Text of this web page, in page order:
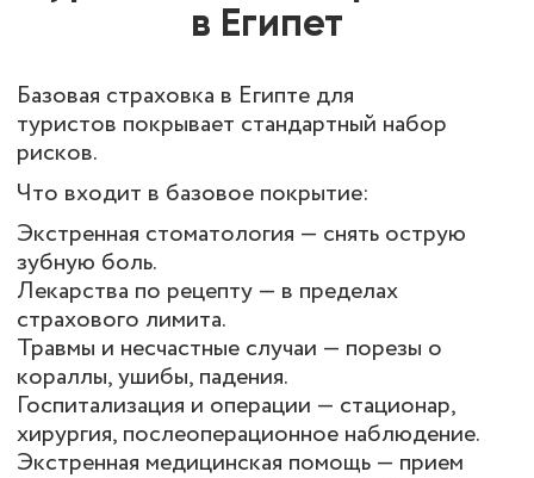
в Египет
Базовая страховка в Египте для
туристов покрывает стандартный набор
рисков.
Что входит в базовое покрытие:
Экстренная стоматология — снять острую
зубную боль.
Лекарства по рецепту — в пределах
страхового лимита.
Травмы и несчастные случаи — порезы о
кораллы, ушибы, падения.
Госпитализация и операции — стационар,
хирургия, послеоперационное наблюдение.
Экстренная медицинская помощь — прием